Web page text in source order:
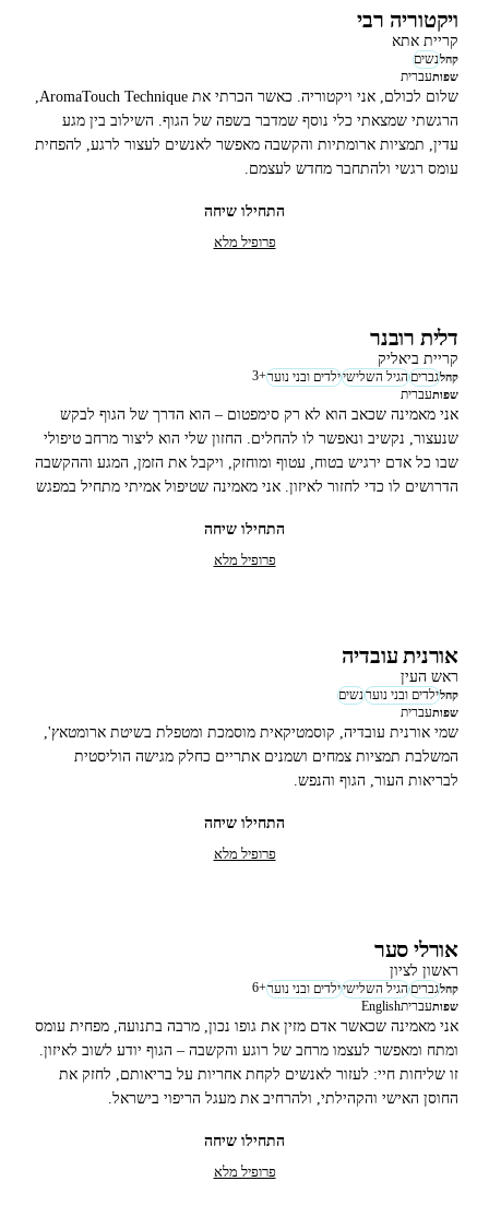
ויקטוריה רבי
קריית אתא
קהלנשים
שפותעברית
הרגשתי שמצאתי כלי נוסף שמדבר בשפה של הגוף. השילוב בין מגע
עדין, תמציות ארומתיות והקשבה מאפשר לאנשים לעצור לרגע, להפחית
עומס רגשי ולהתחבר מחדש לעצמם.
התחילו שיחה
פרופיל מלא
דלית רובנר
קריית ביאליק
קהלגבריםהגיל השלישיילדים ובני נוער+
3
שפותעברית
אני מאמינה שכאב הוא לא רק סימפטום – הוא הדרך של הגוף לבקש
שנעצור, נקשיב ונאפשר לו להחלים. החזון שלי הוא ליצור מרחב טיפולי
שבו כל אדם ירגיש בטוח, עטוף ומוחזק, ויקבל את הזמן, המגע וההקשבה
הדרושים לו כדי לחזור לאיזון. אני מאמינה שטיפול אמיתי מתחיל במפגש
התחילו שיחה
פרופיל מלא
אורנית עובדיה
ראש העין
קהלילדים ובני נוערנשים
שפותעברית
שמי אורנית עובדיה, קוסמטיקאית מוסמכת ומטפלת בשיטת ארומטאץ',
המשלבת תמציות צמחים ושמנים אתריים כחלק מגישה הוליסטית
לבריאות העור, הגוף והנפש.
התחילו שיחה
פרופיל מלא
אורלי סער
ראשון לציון
קהלגבריםהגיל השלישיילדים ובני נוער+
6
שפותעבריתEnglish
אני מאמינה שכאשר אדם מזין את גופו נכון, מרבה בתנועה, מפחית עומס
ומתח ומאפשר לעצמו מרחב של רוגע והקשבה – הגוף יודע לשוב לאיזון.
זו שליחות חיי: לעזור לאנשים לקחת אחריות על בריאותם, לחזק את
החוסן האישי והקהילתי, ולהרחיב את מעגל הריפוי בישראל.
התחילו שיחה
פרופיל מלא